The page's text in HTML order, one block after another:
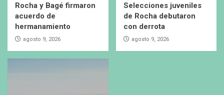
Rocha y Bagé firmaron
acuerdo de
hermanamiento
agosto 9, 2026
Selecciones juveniles
de Rocha debutaron
con derrota
agosto 9, 2026